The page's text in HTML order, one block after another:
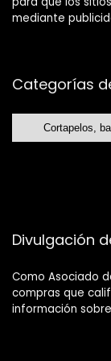
mediante
Categorías
Divulgación
Como Asociado
compras que
información